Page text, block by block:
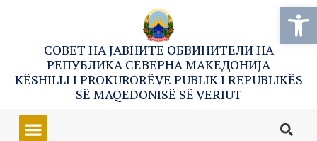
СОВЕТ НА ЈАВНИТЕ ОБВИНИТЕЛИ НА
РЕПУБЛИКА СЕВЕРНА МАКЕДОНИЈА
KËSHILLI I PROKURORËVE PUBLIK I REPUBLIKËS
SË MAQEDONISË SË VERIUT